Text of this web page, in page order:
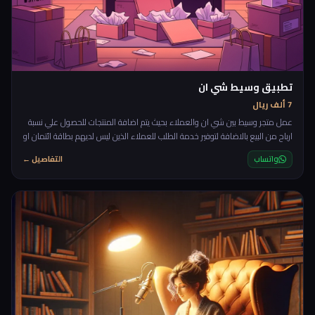
تطبيق وسيط شي ان
7 ألف ريال
عمل متجر وسيط بين شي ان والعملاء بحيث يتم اضافة المنتجات للحصول علي نسبة
ارباح من البيع بالاضافة لتوفير خدمة الطلب للعملاء الذين ليس لديهم بطاقة ائتمان او
لا يفضلون استخدامها
واتساب التفاصيل ←